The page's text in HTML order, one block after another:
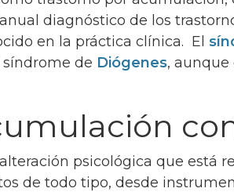
diagnóstico de los
en la práctica clínica. El
de Diógenes, aunque
psicológica que está
de todo tipo, desde